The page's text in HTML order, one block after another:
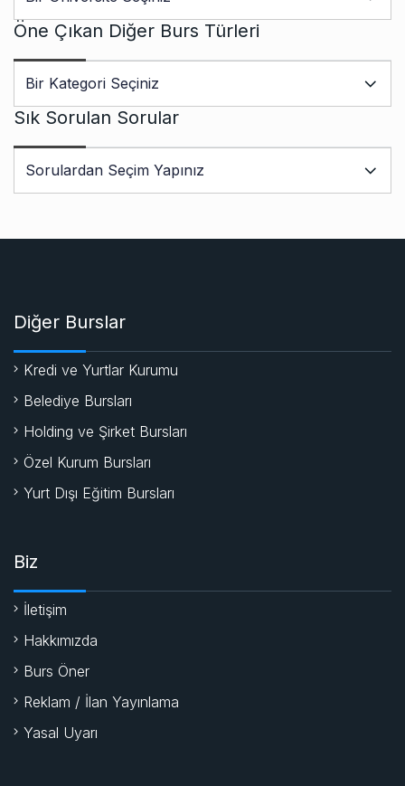
Öne Çıkan Diğer Burs Türleri
Sık Sorulan Sorular
Diğer Burslar
Kredi ve Yurtlar Kurumu
Belediye Bursları
Holding ve Şirket Bursları
Özel Kurum Bursları
Yurt Dışı Eğitim Bursları
Biz
İletişim
Hakkımızda
Burs Öner
Reklam / İlan Yayınlama
Yasal Uyarı